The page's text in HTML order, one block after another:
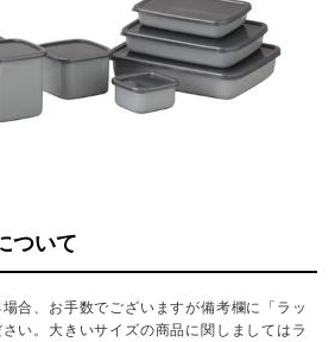
ついて
合、お手数でございますが備考欄に「ラッ
い。大きいサイズの商品に関しましてはラ